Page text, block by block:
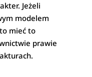
Jeżeli
modelem
mieć to
prawie